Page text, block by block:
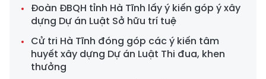
Đoàn ĐBQH tỉnh Hà Tĩnh lấy ý kiến góp ý xây
dựng Dự án Luật Sở hữu trí tuệ
Cử tri Hà Tĩnh đóng góp các ý kiến tâm
huyết xây dựng Dự án Luật Thi đua, khen
thưởng